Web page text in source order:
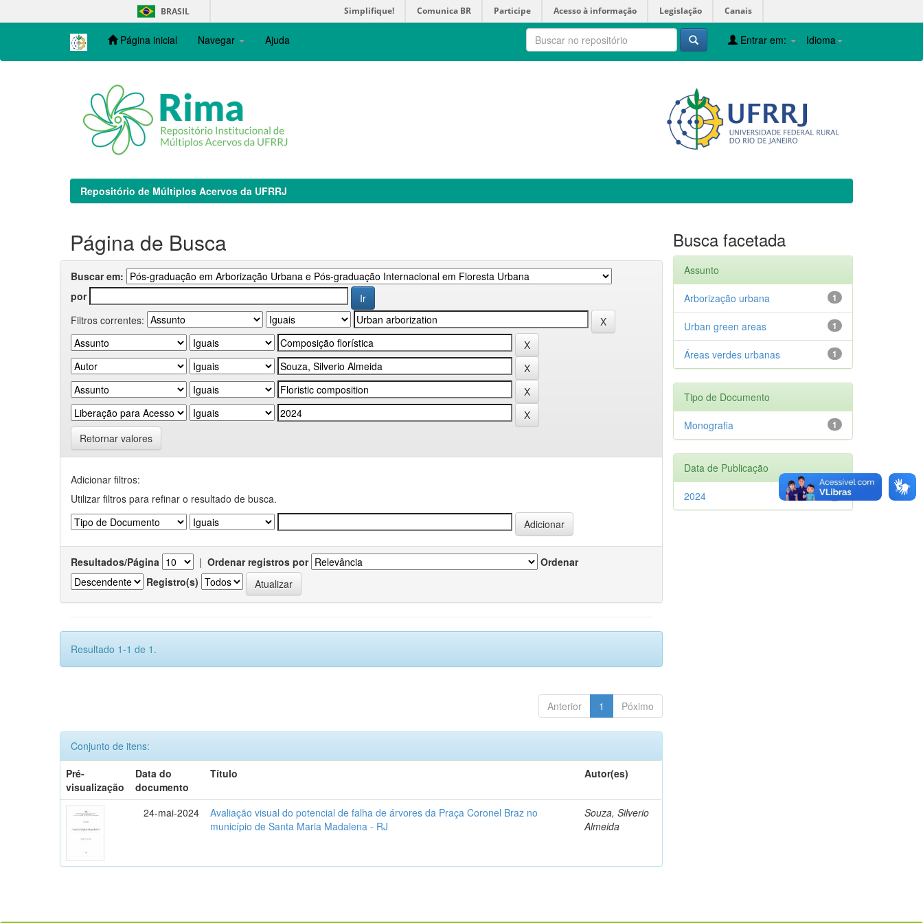
navigation
BRASIL Simplifique! Comunica BR Participe Acesso à informação Legislação Canais
Página inicial Navegar Ajuda Idioma
Entrar em:
Repositório de Múltiplos Acervos da UFRRJ
Página de Busca
Buscar em:
por
Filtros correntes:
Retornar valores
Adicionar filtros:
Utilizar filtros para refinar o resultado de busca.
Resultados/Página | Ordenar registros por
Ordenar
Registro(s)
Resultado 1-1 de 1.
Anterior 1 Póximo
Conjunto de itens:
Pré-
visualização
Data do
documento
Título Autor(es)
24-mai-2024
Avaliação visual do potencial de falha de árvores da Praça Coronel Braz no
município de Santa Maria Madalena - RJ
Souza, Silverio
Almeida
Busca facetada
Assunto
1
Arborização urbana
1
Urban green areas
1
Áreas verdes urbanas
Tipo de Documento
1
Monografia
Data de Publicação
1
2024